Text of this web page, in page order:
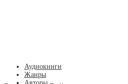
Аудиокниги
Жанры